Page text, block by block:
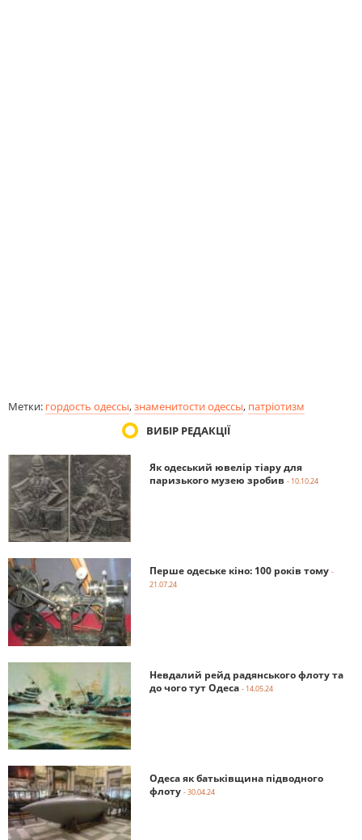
Метки: гордость одессы,знаменитости одессы, патріотизм
ВИБІР РЕДАКЦІЇ
Як одеський ювелір тіару для
паризького музею зробив - 10.10.24
Перше одеське кіно: 100 років тому -
21.07.24
Невдалий рейд радянського флоту та
до чого тут Одеса - 14.05.24
Одеса як батьківщина підводного
флоту - 30.04.24